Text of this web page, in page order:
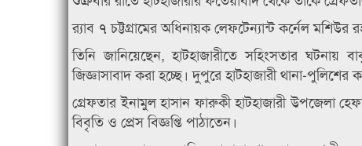
র‍্যাব ৭ চট্টগ্রামের অধিনায়ক লেফটেন্যান্ট কর্নেল
তিনি জানিয়েছেন, হাটহাজারীতে সহিংসতার ঘটনায়
জিজ্ঞাসাবাদ করা হচ্ছে। দুপুরে হাটহাজারী থানা-পুলিশের
গ্রেফতার ইনামুল হাসান ফারুকী হাটহাজারী উপজেলা
বিবৃতি ও প্রেস বিজ্ঞপ্তি পাঠাতেন।